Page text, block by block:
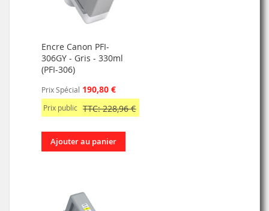
Encre Canon PFI-
306GY - Gris - 330ml
(PFI-306)
Prix Spécial 190,80 €
Prix public TTC: 228,96 €
Ajouter au panier